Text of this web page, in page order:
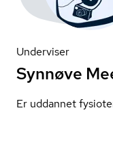
Underviser
Synnøve
Er uddannet